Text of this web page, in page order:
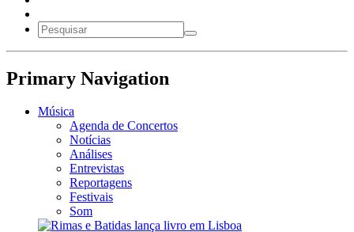
Primary Navigation
Música
Agenda de Concertos
Notícias
Análises
Entrevistas
Reportagens
Festivais
Som